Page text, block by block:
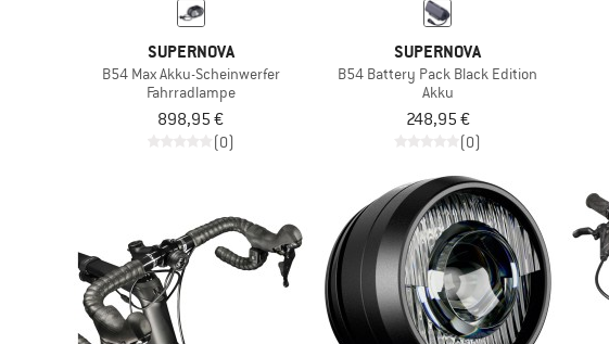
SUPERNOVA
B54 Max Akku-Scheinwerfer
Fahrradlampe
898,95 €
(0)
SUPERNOVA
B54 Battery Pack Black Edition
Akku
248,95 €
(0)